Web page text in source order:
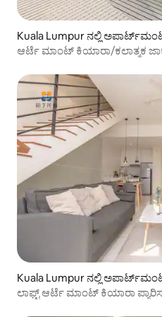
Kuala Lumpur ನಲ್ಲಿ
ಆರ್ಟೆ ಮಾಂಟ್ ಕಿಯಾರಾ/ಕಲಾತ್ಮಕ
Kuala Lumpur ನಲ್ಲಿ
ಲಾಫ್ಟ್ ಆರ್ಟೆ ಮಾಂಟ್ ಕಿಯಾರಾ